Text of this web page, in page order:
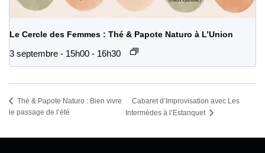
Le Cercle des Femmes : Thé & Papote Naturo à L’Union
3 septembre - 15h00 - 16h30
Thé & Papote Naturo : Bien vivre
le passage de l’été
Cabaret d’Improvisation avec Les
Intermèdes à l’Estanquet